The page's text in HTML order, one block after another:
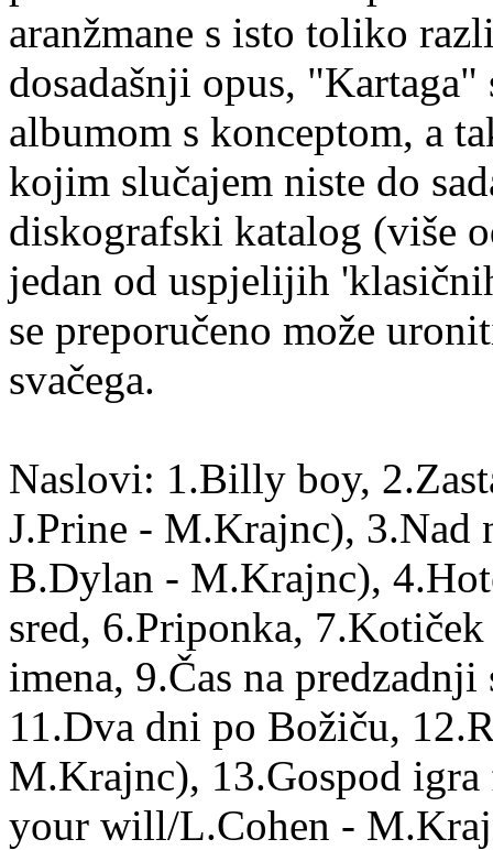
aranžmane s isto toliko
dosadašnji opus,
albumom s konceptom, a
kojim slučajem niste do
diskografski katalog (više
jedan od uspjelijih
se preporučeno može
svačega.
Naslovi: 1.Billy boy,
J.Prine - M.Krajnc), 3.Nad
B.Dylan - M.Krajnc),
sred, 6.Priponka,
imena, 9.Čas na
11.Dva dni po Božiču,
M.Krajnc), 13.Gospod
your will/L.Cohen -